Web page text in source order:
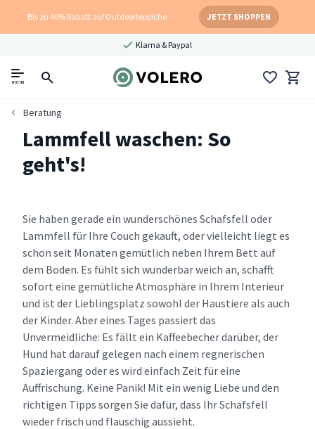
Bis zu 40% Rabatt auf Outdoorteppiche JETZT SHOPPEN
Klarna & Paypal
menu
Beratung
Lammfell waschen: So
geht's!
Sie haben gerade ein wunderschönes Schafsfell oder
Lammfell für Ihre Couch gekauft, oder vielleicht liegt es
schon seit Monaten gemütlich neben Ihrem Bett auf
dem Boden. Es fühlt sich wunderbar weich an, schafft
sofort eine gemütliche Atmosphäre in Ihrem Interieur
und ist der Lieblingsplatz sowohl der Haustiere als auch
der Kinder. Aber eines Tages passiert das
Unvermeidliche: Es fällt ein Kaffeebecher darüber, der
Hund hat darauf gelegen nach einem regnerischen
Spaziergang oder es wird einfach Zeit für eine
Auffrischung. Keine Panik! Mit ein wenig Liebe und den
richtigen Tipps sorgen Sie dafür, dass Ihr Schafsfell
wieder frisch und flauschig aussieht.